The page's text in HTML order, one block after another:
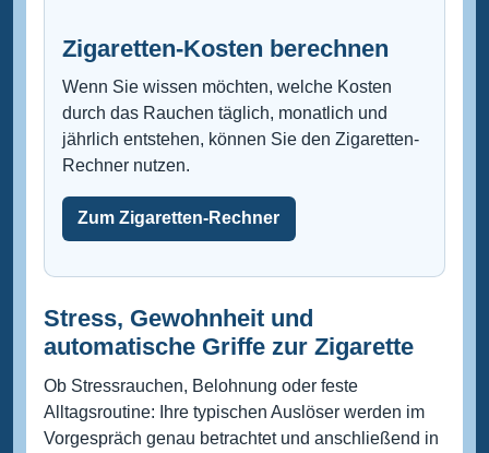
Zigaretten-Kosten berechnen
Wenn Sie wissen möchten, welche Kosten
durch das Rauchen täglich, monatlich und
jährlich entstehen, können Sie den Zigaretten-
Rechner nutzen.
Zum Zigaretten-Rechner
Stress, Gewohnheit und
automatische Griffe zur Zigarette
Ob Stressrauchen, Belohnung oder feste
Alltagsroutine: Ihre typischen Auslöser werden im
Vorgespräch genau betrachtet und anschließend in